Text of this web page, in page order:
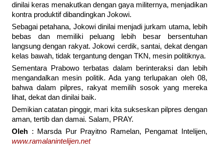
dinilai keras menakutkan dengan gaya militernya, menjadikan
kontra produktif dibandingkan Jokowi.
Sebagai petahana, Jokowi dinilai menjadi jurkam utama, lebih
bebas dan memiliki peluang lebih besar bersentuhan
langsung dengan rakyat. Jokowi cerdik, santai, dekat dengan
kelas bawah, tidak tergantung dengan TKN, mesin politiknya.
Sementara Prabowo terbatas dalam berinteraksi dan lebih
mengandalkan mesin politik. Ada yang terlupakan oleh 08,
bahwa dalam pilpres, rakyat memilih sosok yang mereka
lihat, dekat dan dinilai baik.
Demikian catatan pinggir, mari kita sukseskan pilpres dengan
aman, tertib dan damai. Salam, PRAY.
Oleh : Marsda Pur Prayitno Ramelan, Pengamat Intelijen,
www.ramalanintelijen.net